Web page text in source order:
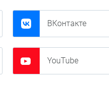
ВКонтакте
YouTube